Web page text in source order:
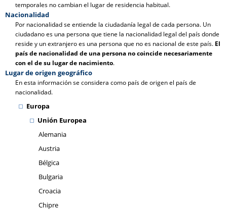
temporales no cambian el lugar de residencia habitual.
Nacionalidad
Por nacionalidad se entiende la ciudadanía legal de cada persona. Un
ciudadano es una persona que tiene la nacionalidad legal del país donde
reside y un extranjero es una persona que no es nacional de este país. El
país de nacionalidad de una persona no coincide necesariamente
con el de su lugar de nacimiento.
Lugar de origen geográfico
En esta información se considera como país de origen el país de
nacionalidad.
Europa
Unión Europea
Alemania
Austria
Bélgica
Bulgaria
Croacia
Chipre